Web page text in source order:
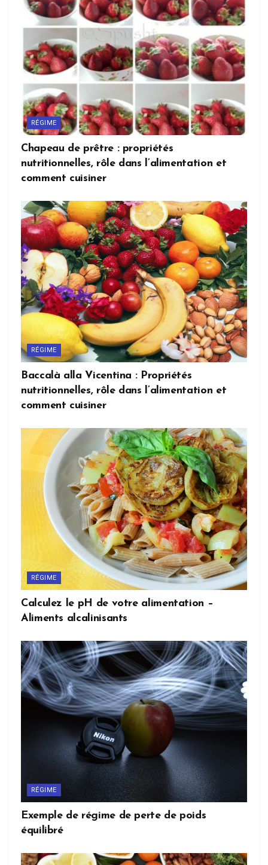
RÉGIME
Chapeau de prêtre : propriétés
nutritionnelles, rôle dans l’alimentation et
comment cuisiner
RÉGIME
Baccalà alla Vicentina : Propriétés
nutritionnelles, rôle dans l’alimentation et
comment cuisiner
RÉGIME
Calculez le pH de votre alimentation –
Aliments alcalinisants
RÉGIME
Exemple de régime de perte de poids
équilibré